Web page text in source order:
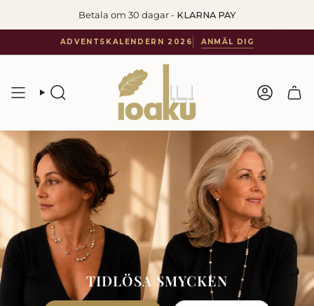
innehåll
Betala om 30 dagar - KLARNA PAY
Fri frakt på ordrar över 699 SEK
ADVENTSKALENDERN 2026 ANMÄL DIG
SÖKA KONTO
TIDLÖSA SMYCKEN